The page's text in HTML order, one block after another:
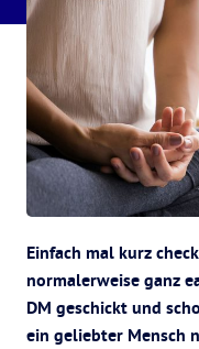
Einfach mal kurz
normalerweise ganz
DM geschickt und
ein geliebter Mensch